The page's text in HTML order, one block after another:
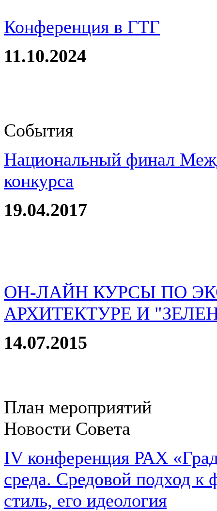
Конференция в ГТГ
11.10.2024
События
Национальный финал
конкурса
19.04.2017
ОН-ЛАЙН КУРСЫ ПО
АРХИТЕКТУРЕ И
14.07.2015
План мероприятий
Новости Совета
IV конференция РАХ
среда. Средовой подход
стиль, его идеология